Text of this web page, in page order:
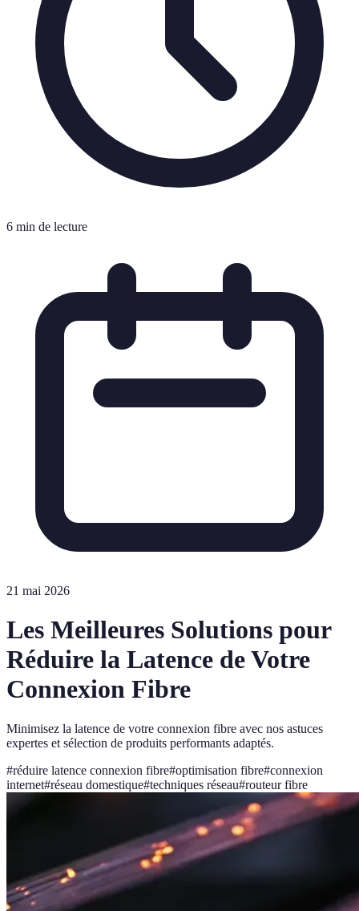
6 min de lecture
21 mai 2026
Les Meilleures Solutions pour
Réduire la Latence de Votre
Connexion Fibre
Minimisez la latence de votre connexion fibre avec nos astuces
expertes et sélection de produits performants adaptés.
#réduire latence connexion fibre#optimisation fibre#connexion
internet#réseau domestique#techniques réseau#routeur fibre